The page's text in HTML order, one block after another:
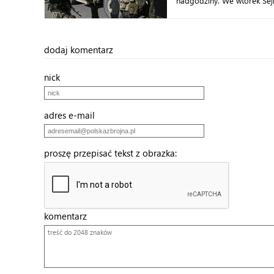
dodaj komentarz
nick
adres e-mail
proszę przepisać tekst z obrazka:
komentarz